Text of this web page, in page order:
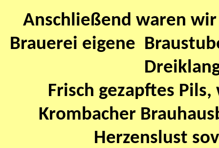
Anschließend waren
Brauerei eigene
Frisch gezapftes
Krombacher
Herzenslust